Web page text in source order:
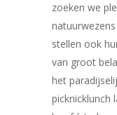
zoeken we
stellen ook
van groot
het
picknicklunch